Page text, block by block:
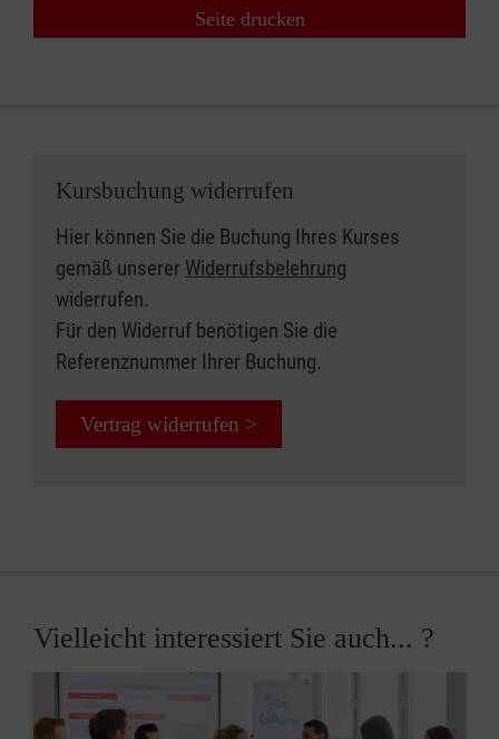
Seite drucken
Kursbuchung widerrufen
Hier können Sie die Buchung Ihres Kurses
gemäß unserer Widerrufsbelehrung
widerrufen.
Für den Widerruf benötigen Sie die
Referenznummer Ihrer Buchung.
Vertrag widerrufen >
Vielleicht interessiert Sie auch... ?